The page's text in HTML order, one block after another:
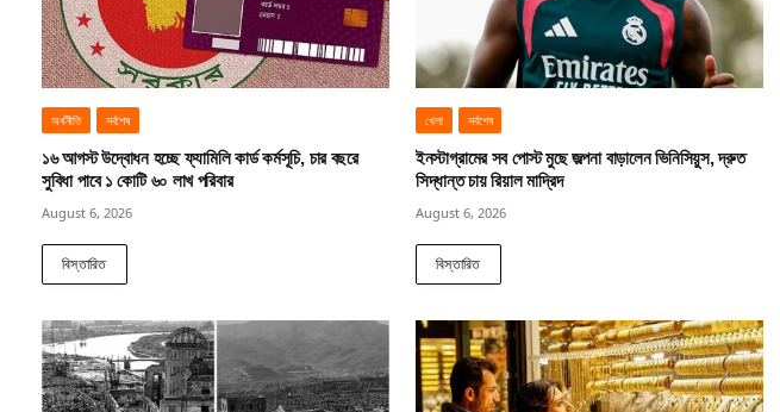
অর্থনীতি সর্বশেষ
১৬ আগস্ট উদ্বোধন হচ্ছে ফ্যামিলি কার্ড কর্মসূচি, চার বছরে
সুবিধা পাবে ১ কোটি ৬০ লাখ পরিবার
August 6, 2026
বিস্তারিত
খেলা সর্বশেষ
ইনস্টাগ্রামের সব পোস্ট মুছে জল্পনা বাড়ালেন ভিনিসিয়ুস, দ্রুত
সিদ্ধান্ত চায় রিয়াল মাদ্রিদ
August 6, 2026
বিস্তারিত